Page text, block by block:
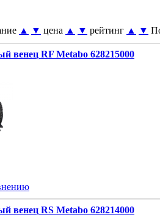
▲ ▼ цена ▲ ▼ рейтинг ▲ ▼
венец RF Metabo 628215000
венец RS Metabo 628214000